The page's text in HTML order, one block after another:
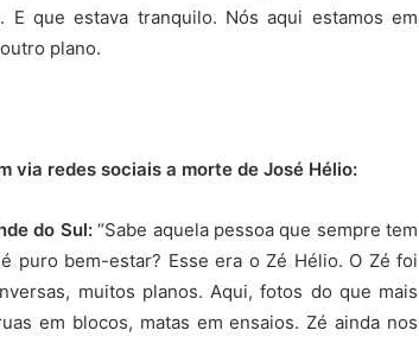
que estava tranquilo. Nós aqui estamos em
plano.
via redes sociais a morte de José Hélio:
do Sul:“Sabe aquela pessoa que sempre tem
puro bem-estar? Esse era o Zé Hélio. O Zé foi
muitos planos. Aqui, fotos do que mais
em blocos, matas em ensaios. Zé ainda nos